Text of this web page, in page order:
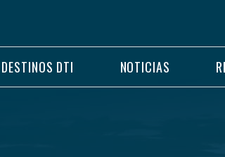
DESTINOS DTI NOTICIAS